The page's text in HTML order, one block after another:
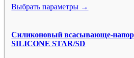
Выбрать параметры →
Силиконовый всасывающе-
SILICONE STAR/SD